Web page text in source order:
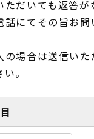
だいても返答が
話にてその旨お問
の場合は送信いた
。